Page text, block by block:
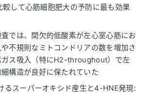
して心筋細胞肥大の予防に最も効果
では、間欠的低酸素が左心室心筋にお
不規則なミトコンドリアの数を増加さ
ガス吸入（特にH2-throughout）で左
構造が良好に保たれていた
るスーパーオキシド産生と4-HNE発現: